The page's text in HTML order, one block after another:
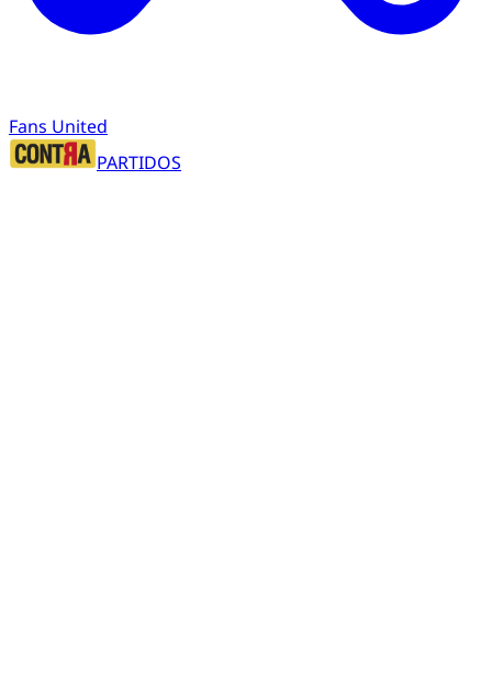
Fans United
PARTIDOS